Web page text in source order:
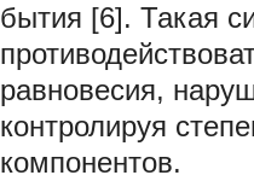
бытия [6]. Такая
равновесия,
контролируя
компонентов.